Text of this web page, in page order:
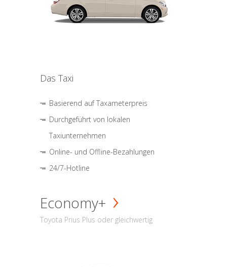
Das Taxi
Basierend auf Taxameterpreis
Durchgeführt von lokalen
Taxiunternehmen
Online- und Offline-Bezahlungen
24/7-Hotline
Economy+
Toyota Prius Plus oder gleichwertig